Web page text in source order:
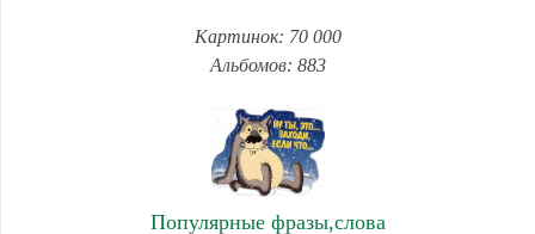
Картинок: 70 000
Альбомов: 883
Популярные фразы,слова